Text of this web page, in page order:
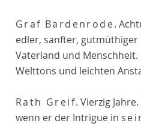
Graf Bardenrode.
edler, sanfter,
Vaterland und Menschheit.
Welttons und leichten
Rath Greif. Vierzig
wenn er der Intrigue in